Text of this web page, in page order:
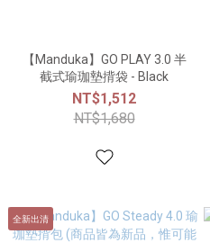
【Manduka】GO PLAY 3.0 半
截式瑜珈墊揹袋 - Black
NT$1,512
NT$1,680
全新出清